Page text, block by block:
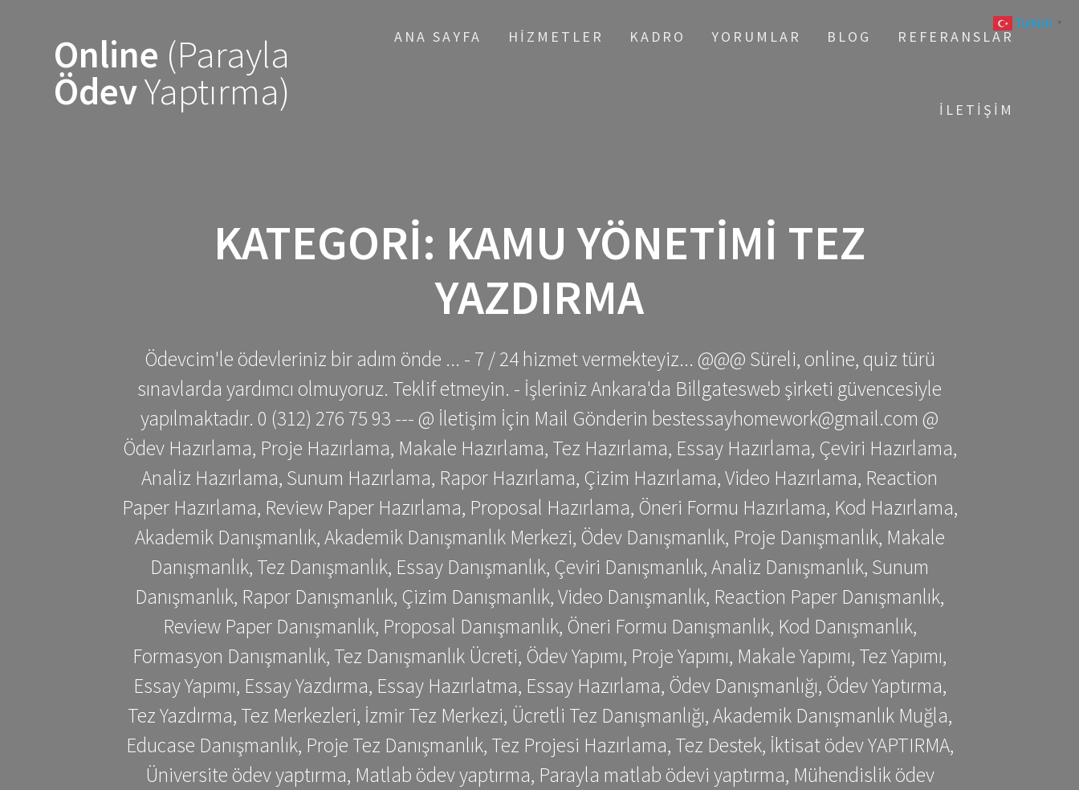
Online (Parayla
ÖdevYaptırma)
ANA SAYFA HIZMETLER KADRO YORUMLAR BLOG REFERANSLAR
İLETIŞIM
KATEGORI: KAMU YÖNETIMI TEZ
YAZDIRMA
Ödevcim'le ödevleriniz bir adım önde ... - 7 / 24 hizmet vermekteyiz... @@@ Süreli, online, quiz türü
sınavlarda yardımcı olmuyoruz. Teklif etmeyin. - İşleriniz Ankara'da Billgatesweb şirketi güvencesiyle
yapılmaktadır. 0 (312) 276 75 93 --- @ İletişim İçin Mail Gönderin bestessayhomework@gmail.com @
Ödev Hazırlama, Proje Hazırlama, Makale Hazırlama, Tez Hazırlama, Essay Hazırlama, Çeviri Hazırlama,
Analiz Hazırlama, Sunum Hazırlama, Rapor Hazırlama, Çizim Hazırlama, Video Hazırlama, Reaction
Paper Hazırlama, Review Paper Hazırlama, Proposal Hazırlama, Öneri Formu Hazırlama, Kod Hazırlama,
Akademik Danışmanlık, Akademik Danışmanlık Merkezi, Ödev Danışmanlık, Proje Danışmanlık, Makale
Danışmanlık, Tez Danışmanlık, Essay Danışmanlık, Çeviri Danışmanlık, Analiz Danışmanlık, Sunum
Danışmanlık, Rapor Danışmanlık, Çizim Danışmanlık, Video Danışmanlık, Reaction Paper Danışmanlık,
Review Paper Danışmanlık, Proposal Danışmanlık, Öneri Formu Danışmanlık, Kod Danışmanlık,
Formasyon Danışmanlık, Tez Danışmanlık Ücreti, Ödev Yapımı, Proje Yapımı, Makale Yapımı, Tez Yapımı,
Essay Yapımı, Essay Yazdırma, Essay Hazırlatma, Essay Hazırlama, Ödev Danışmanlığı, Ödev Yaptırma,
Tez Yazdırma, Tez Merkezleri, İzmir Tez Merkezi, Ücretli Tez Danışmanlığı, Akademik Danışmanlık Muğla,
Educase Danışmanlık, Proje Tez Danışmanlık, Tez Projesi Hazırlama, Tez Destek, İktisat ödev YAPTIRMA,
Üniversite ödev yaptırma, Matlab ödev yaptırma, Parayla matlab ödevi yaptırma, Mühendislik ödev
Turkish ▼